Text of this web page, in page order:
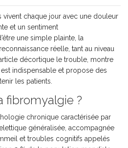
vivent chaque jour avec une douleur
et un sentiment
une simple plainte, la
réelle, tant au niveau
décortique le trouble, montre
indispensable et propose des
les patients.
fibromyalgie ?
chronique caractérisée par
généralisée, accompagnée
et troubles cognitifs appelés